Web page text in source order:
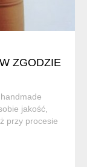
ZGODZIE
jakość,
przy procesie